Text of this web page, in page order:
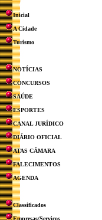
Inicial
A Cidade
Turismo
NOTÍCIAS
CONCURSOS
SAÚDE
ESPORTES
CANAL JURÍDICO
DIÁRIO OFICIAL
ATAS CÂMARA
FALECIMENTOS
AGENDA
Classificados
Empresas/Serviços